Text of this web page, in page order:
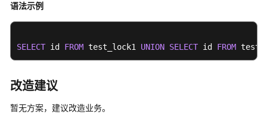
评
估
对
象
移
SQL
语法示例
SELECT id FROM test_lock1 UNION SELECT id FROM
改造建议
暂无方案，建议改造业务。